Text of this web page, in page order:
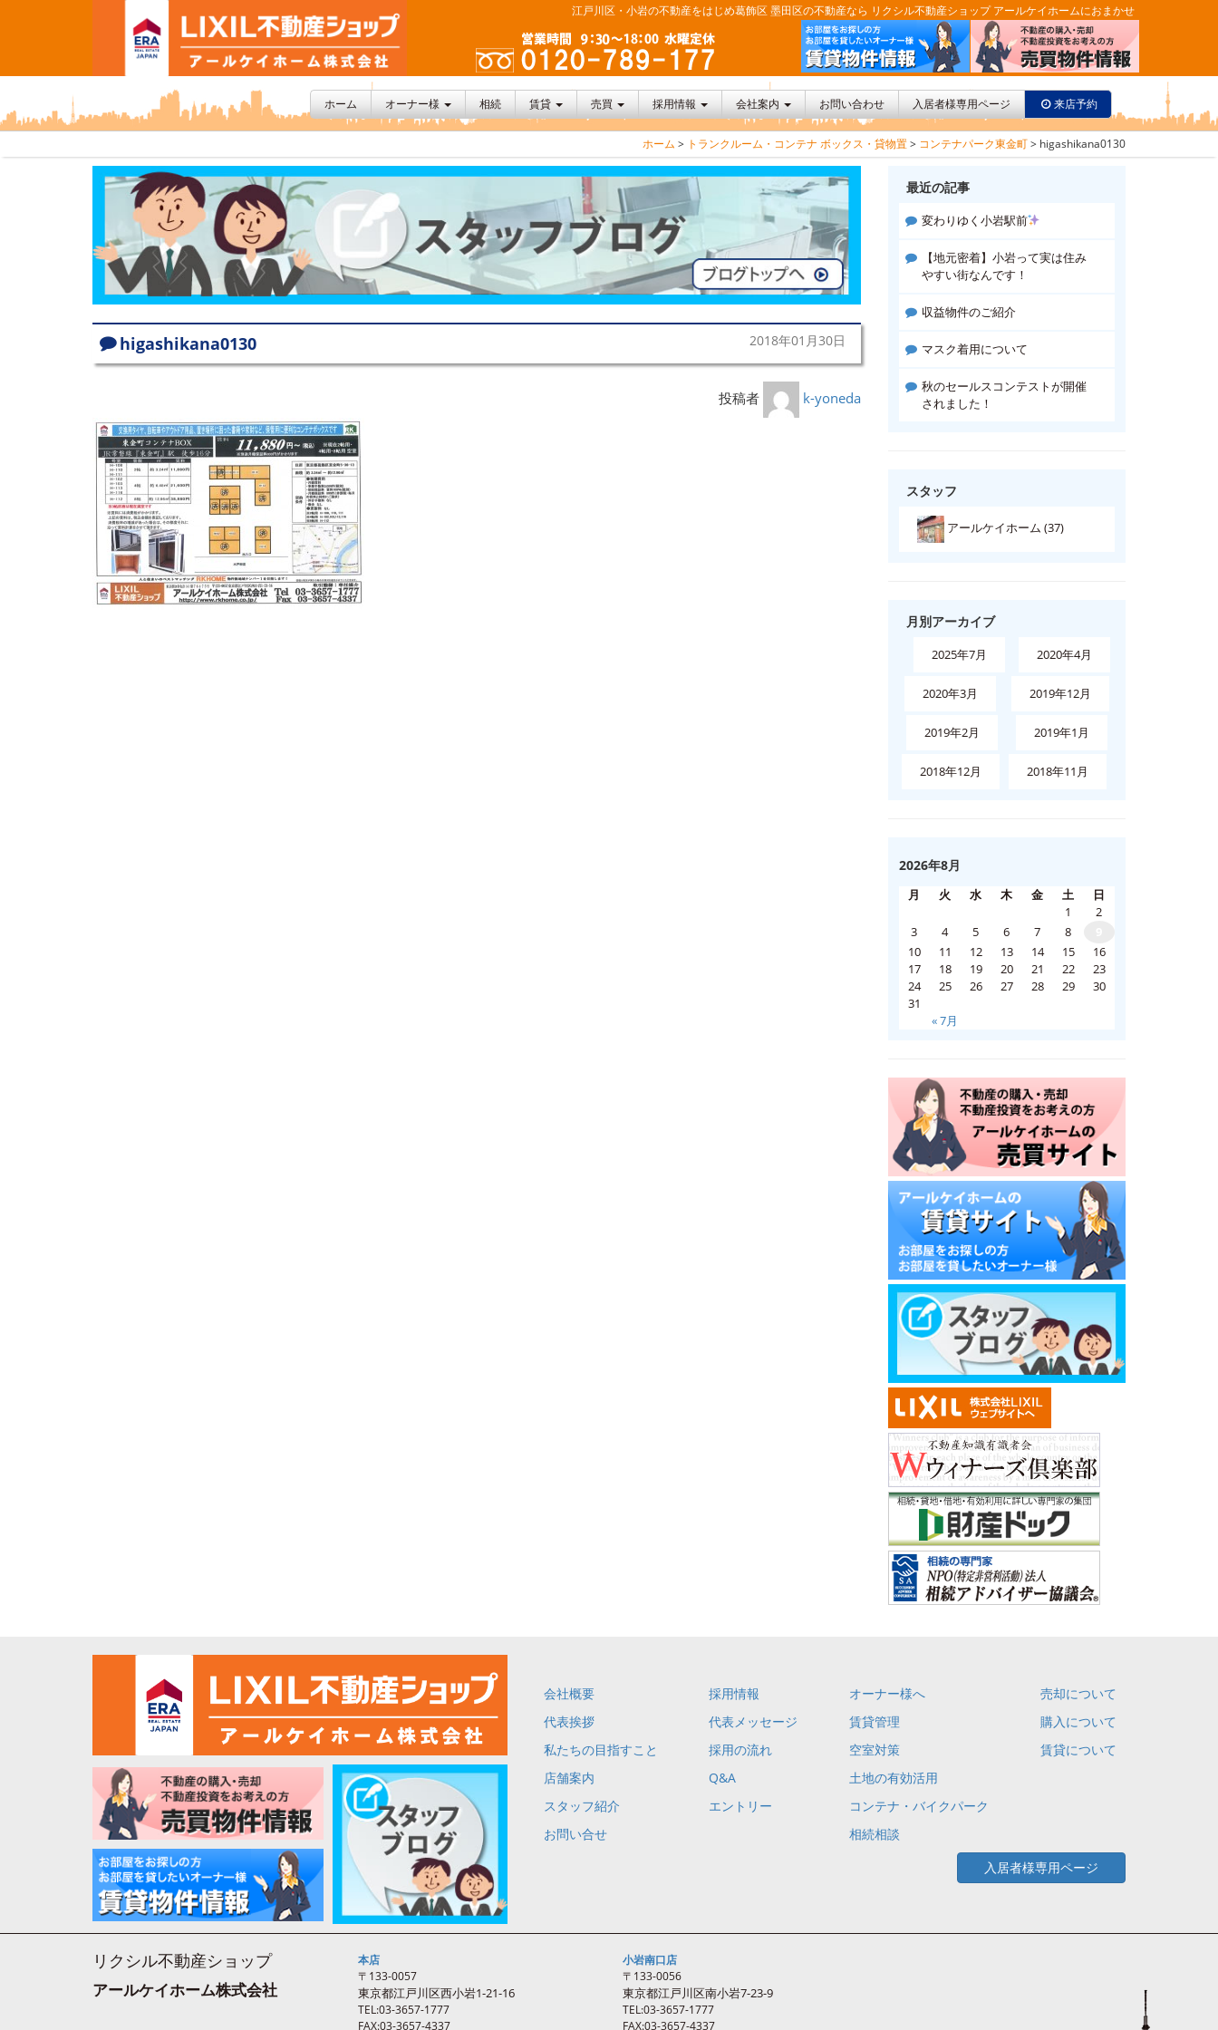
江戸川区・小岩の不動産をはじめ葛飾区 墨田区の不動産なら リクシル不動産ショップ アールケイホームにおまかせ
ホーム オーナー様 相続 賃貸 売買 採用情報 会社案内 お問い合わせ 入居者様専用ページ 来店予約
ホーム > トランクルーム・コンテナ ボックス・貸物置> コンテナパーク東金町> higashikana0130
higashikana0130 2018年01月30日
投稿者 k-yoneda
最近の記事
変わりゆく小岩駅前
【地元密着】小岩って実は住み
やすい街なんです！
収益物件のご紹介
マスク着用について
秋のセールスコンテストが開催
されました！
スタッフ
アールケイホーム (37)
月別アーカイブ
2025年7月 2020年4月
2020年3月 2019年12月
2019年2月 2019年1月
2018年12月 2018年11月
2026年8月
月 火 水 木 金 土 日
« 7月
1
2
3
4 5 6 7 8
10
11 12 13 14 15
16
17
18 19 20 21 22
23
24
25 26 27 28 29
30
31
会社概要
代表挨拶
私たちの目指すこと
店舗案内
スタッフ紹介
お問い合せ
採用情報
代表メッセージ
採用の流れ
Q&A
エントリー
オーナー様へ
賃貸管理
空室対策
土地の有効活用
コンテナ・バイクパーク
相続相談
売却について
購入について
賃貸について
入居者様専用ページ
リクシル不動産ショップ
アールケイホーム株式会社
本店
〒133-0057
東京都江戸川区西小岩1-21-16
TEL:03-3657-1777
FAX:03-3657-4337
小岩南口店
〒133-0056
東京都江戸川区南小岩7-23-9
TEL:03-3657-1777
FAX:03-3657-4337